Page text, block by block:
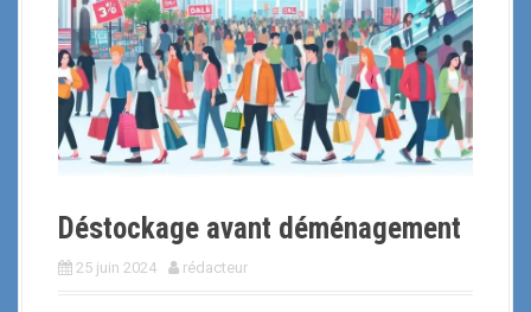
Déstockage avant déménagement
25 juin 2024 rédacteur